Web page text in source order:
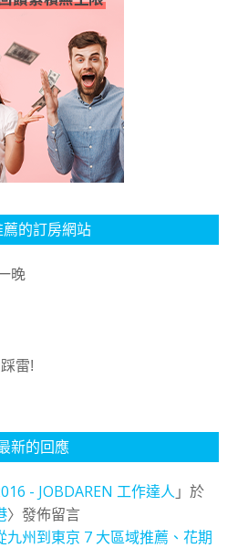
薦的訂房網站
晚
雷!
新的回應
- JOBDAREN 工作達人 」於
〉發佈留言
九州到東京 7 大區域推薦、花期